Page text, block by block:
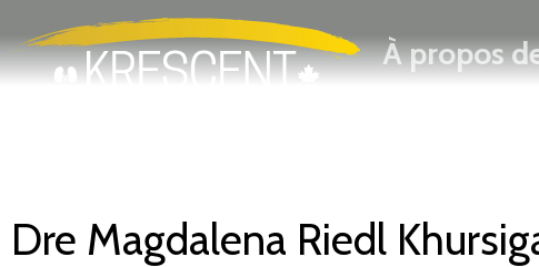
au
contenu
À propos
Dre Magdalena Riedl